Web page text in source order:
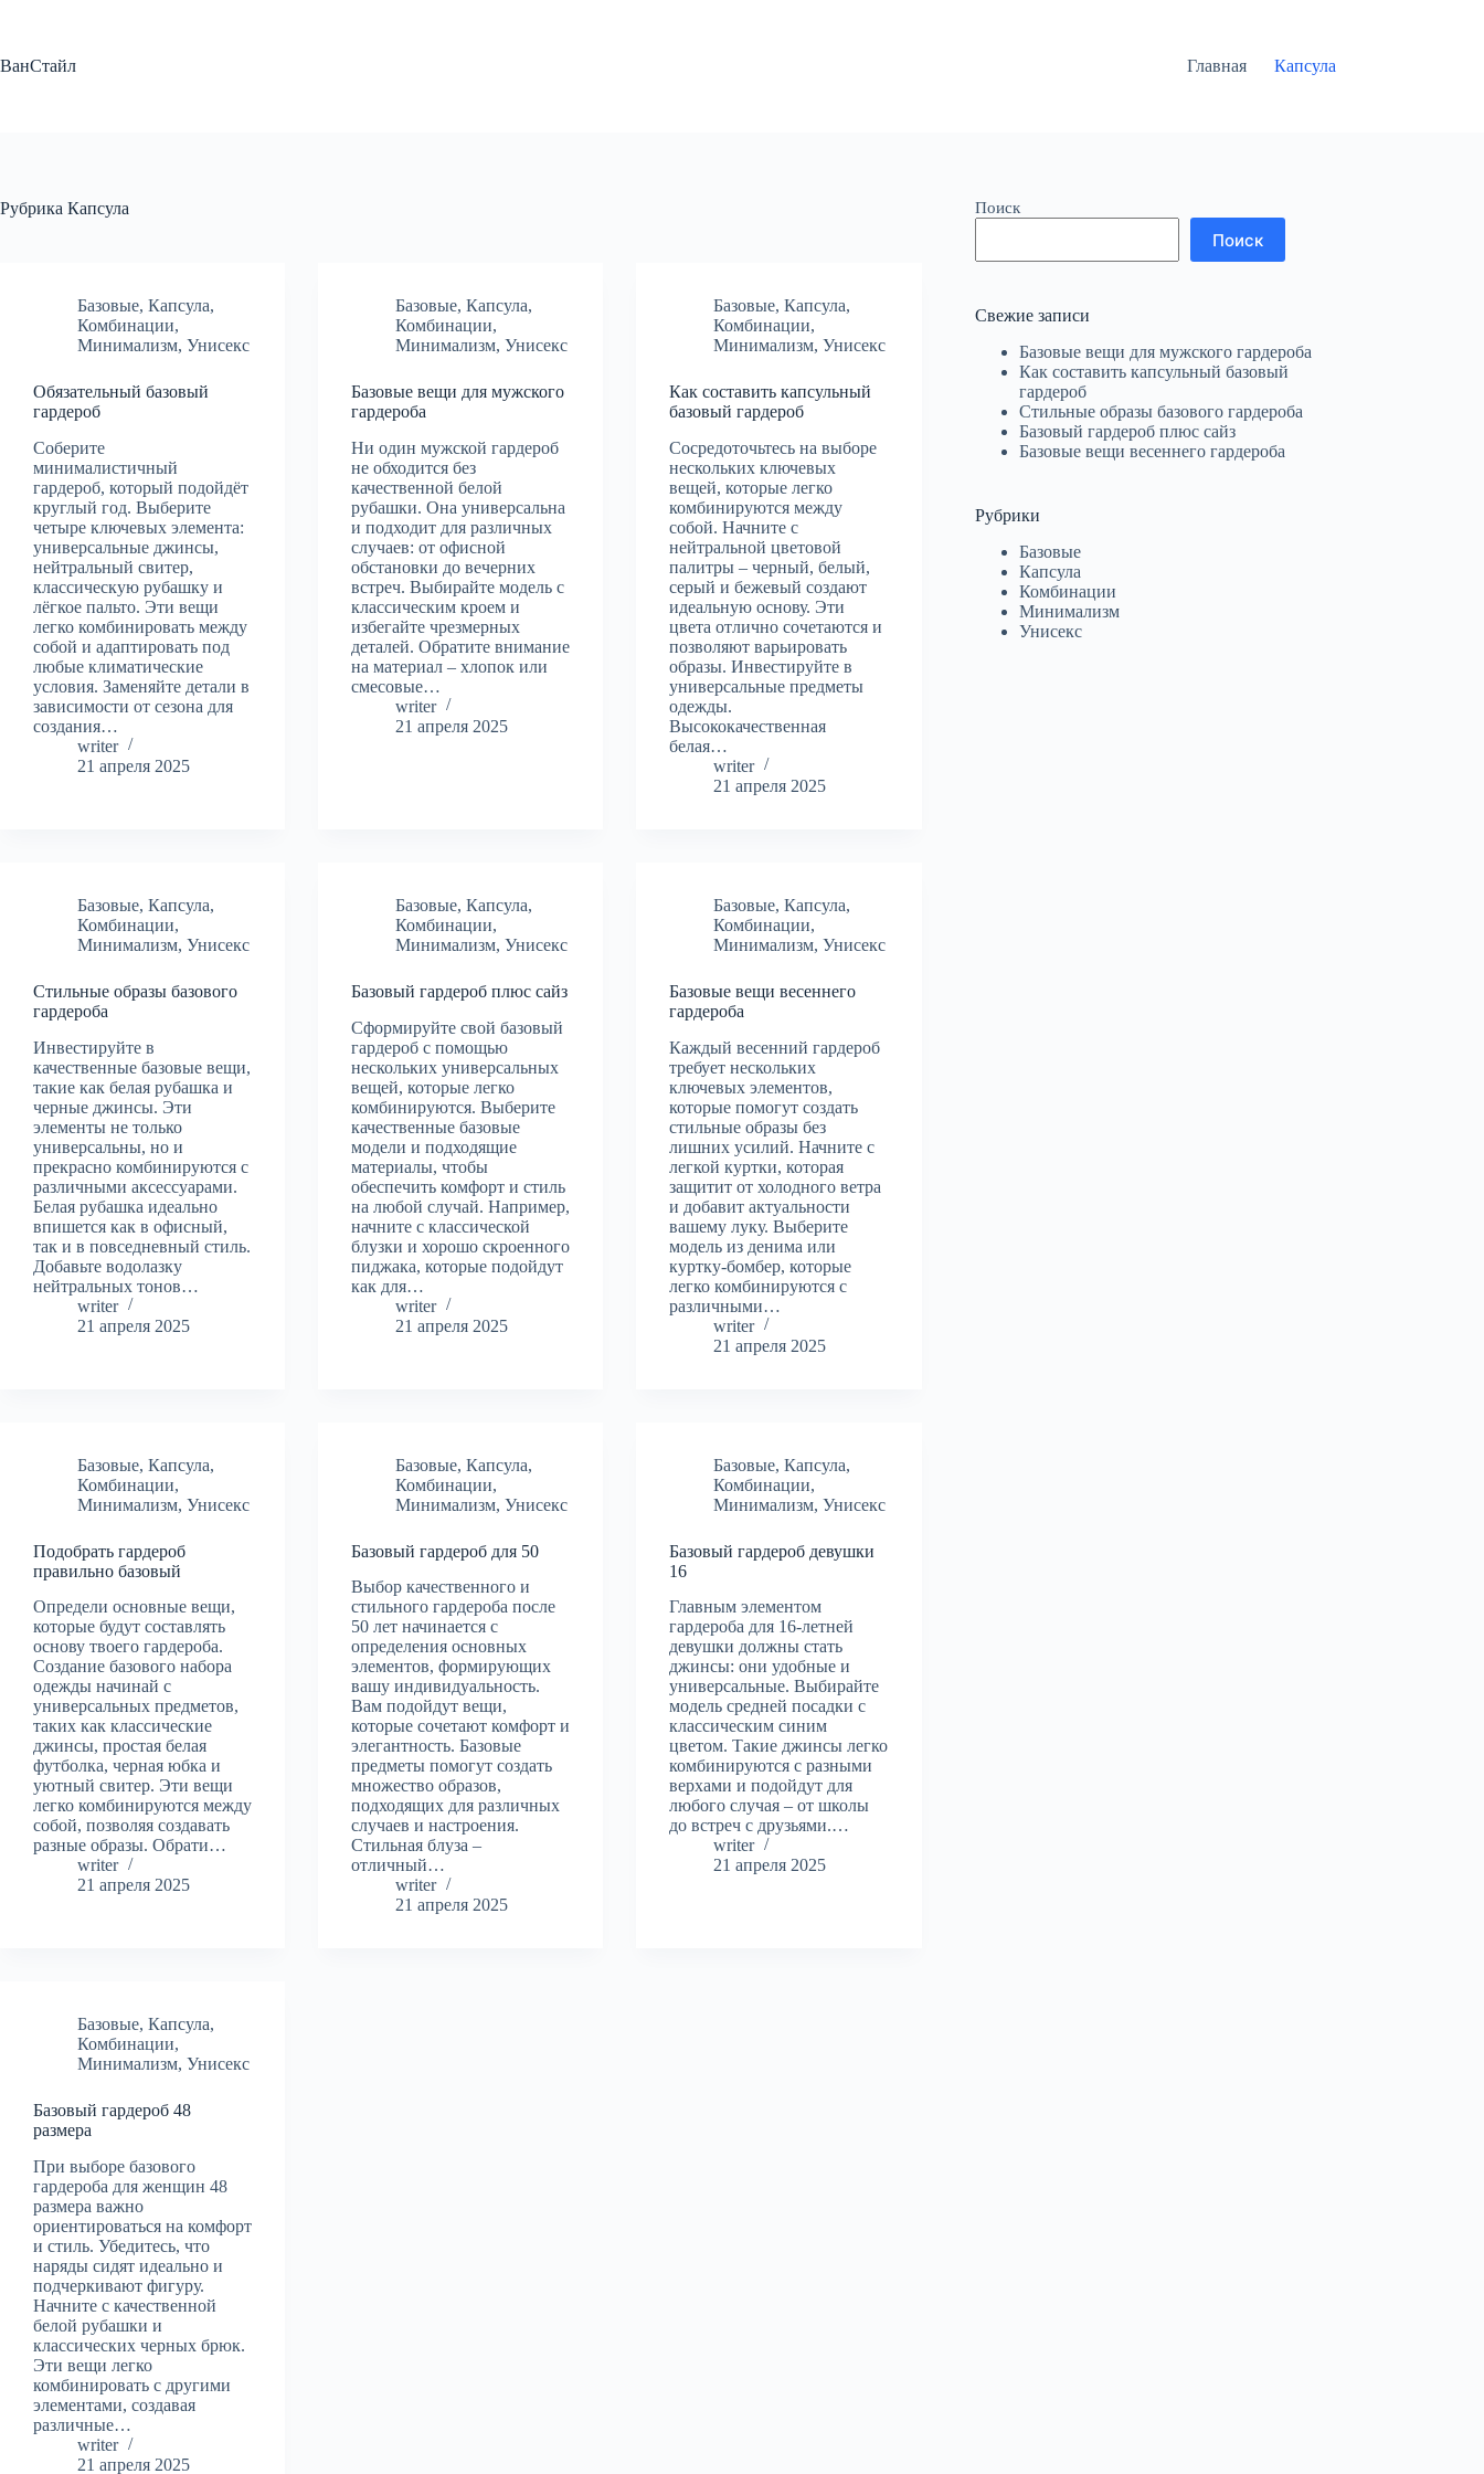
ВанСтайл
Главная Капсула
Рубрика Капсула
Базовые, Капсула,
Комбинации,
Минимализм, Унисекс
Обязательный базовый
гардероб
Соберите
минималистичный
гардероб, который подойдёт
круглый год. Выберите
четыре ключевых элемента:
универсальные джинсы,
нейтральный свитер,
классическую рубашку и
лёгкое пальто. Эти вещи
легко комбинировать между
собой и адаптировать под
любые климатические
условия. Заменяйте детали в
зависимости от сезона для
создания…
writer
21 апреля 2025
Базовые,Капсула,
Комбинации,
Минимализм,Унисекс
Базовые вещи для мужского
гардероба
Ни один мужской гардероб
не обходится без
качественной белой
рубашки. Она универсальна
и подходит для различных
случаев: от офисной
обстановки до вечерних
встреч. Выбирайте модель с
классическим кроем и
избегайте чрезмерных
деталей. Обратите внимание
на материал – хлопок или
смесовые…
writer
21 апреля 2025
Базовые,Капсула,
Комбинации,
Минимализм,Унисекс
Как составить капсульный
базовый гардероб
Сосредоточьтесь на выборе
нескольких ключевых
вещей, которые легко
комбинируются между
собой. Начните с
нейтральной цветовой
палитры – черный, белый,
серый и бежевый создают
идеальную основу. Эти
цвета отлично сочетаются и
позволяют варьировать
образы. Инвестируйте в
универсальные предметы
одежды.
Высококачественная
белая…
writer
21 апреля 2025
Базовые, Капсула,
Комбинации,
Минимализм, Унисекс
Стильные образы базового
гардероба
Инвестируйте в
качественные базовые вещи,
такие как белая рубашка и
черные джинсы. Эти
элементы не только
универсальны, но и
прекрасно комбинируются с
различными аксессуарами.
Белая рубашка идеально
впишется как в офисный,
так и в повседневный стиль.
Добавьте водолазку
нейтральных тонов…
writer
21 апреля 2025
Базовые,Капсула,
Комбинации,
Минимализм,Унисекс
Базовый гардероб плюс сайз
Сформируйте свой базовый
гардероб с помощью
нескольких универсальных
вещей, которые легко
комбинируются. Выберите
качественные базовые
модели и подходящие
материалы, чтобы
обеспечить комфорт и стиль
на любой случай. Например,
начните с классической
блузки и хорошо скроенного
пиджака, которые подойдут
как для…
writer
21 апреля 2025
Базовые,Капсула,
Комбинации,
Минимализм,Унисекс
Базовые вещи весеннего
гардероба
Каждый весенний гардероб
требует нескольких
ключевых элементов,
которые помогут создать
стильные образы без
лишних усилий. Начните с
легкой куртки, которая
защитит от холодного ветра
и добавит актуальности
вашему луку. Выберите
модель из денима или
куртку-бомбер, которые
легко комбинируются с
различными…
writer
21 апреля 2025
Базовые, Капсула,
Комбинации,
Минимализм, Унисекс
Подобрать гардероб
правильно базовый
Определи основные вещи,
которые будут составлять
основу твоего гардероба.
Создание базового набора
одежды начинай с
универсальных предметов,
таких как классические
джинсы, простая белая
футболка, черная юбка и
уютный свитер. Эти вещи
легко комбинируются между
собой, позволяя создавать
разные образы. Обрати…
writer
21 апреля 2025
Базовые,Капсула,
Комбинации,
Минимализм,Унисекс
Базовый гардероб для 50
Выбор качественного и
стильного гардероба после
50 лет начинается с
определения основных
элементов, формирующих
вашу индивидуальность.
Вам подойдут вещи,
которые сочетают комфорт и
элегантность. Базовые
предметы помогут создать
множество образов,
подходящих для различных
случаев и настроения.
Стильная блуза –
отличный…
writer
21 апреля 2025
Базовые,Капсула,
Комбинации,
Минимализм,Унисекс
Базовый гардероб девушки
16
Главным элементом
гардероба для 16-летней
девушки должны стать
джинсы: они удобные и
универсальные. Выбирайте
модель средней посадки с
классическим синим
цветом. Такие джинсы легко
комбинируются с разными
верхами и подойдут для
любого случая – от школы
до встреч с друзьями.…
writer
21 апреля 2025
Базовые, Капсула,
Комбинации,
Минимализм, Унисекс
Базовый гардероб 48
размера
При выборе базового
гардероба для женщин 48
размера важно
ориентироваться на комфорт
и стиль. Убедитесь, что
наряды сидят идеально и
подчеркивают фигуру.
Начните с качественной
белой рубашки и
классических черных брюк.
Эти вещи легко
комбинировать с другими
элементами, создавая
различные…
writer
21 апреля 2025
Поиск
Поиск
Свежие записи
Базовые вещи для мужского гардероба
Как составить капсульный базовый
гардероб
Стильные образы базового гардероба
Базовый гардероб плюс сайз
Базовые вещи весеннего гардероба
Рубрики
Базовые
Капсула
Комбинации
Минимализм
Унисекс